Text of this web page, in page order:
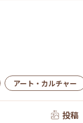
アート・カルチャー
投稿